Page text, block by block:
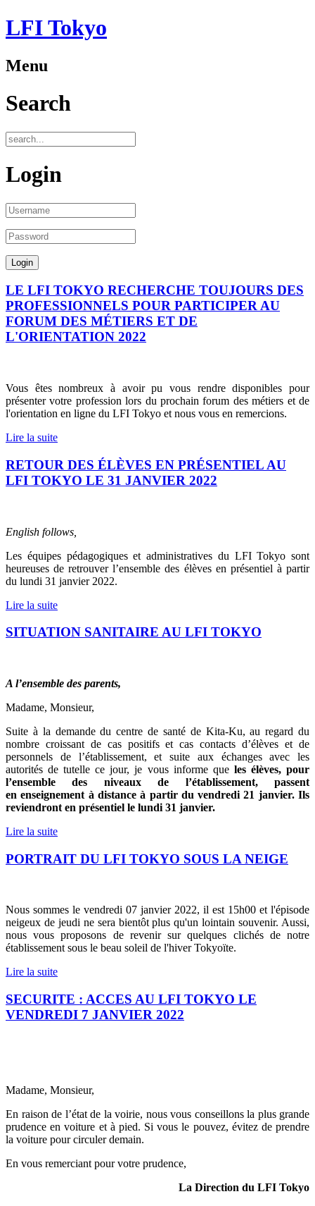
LFI Tokyo
Menu
Search
Login
LE LFI TOKYO RECHERCHE TOUJOURS DES
PROFESSIONNELS POUR PARTICIPER AU
FORUM DES MÉTIERS ET DE
L'ORIENTATION 2022
Vous êtes nombreux à avoir pu vous rendre disponibles pour
présenter votre profession lors du prochain forum des métiers et de
l'orientation en ligne du LFI Tokyo et nous vous en remercions.
Lire la suite
RETOUR DES ÉLÈVES EN PRÉSENTIEL AU
LFI TOKYO LE 31 JANVIER 2022
English follows,
Les équipes pédagogiques et administratives du LFI Tokyo sont
heureuses de retrouver l’ensemble des élèves en présentiel à partir
du lundi 31 janvier 2022.
Lire la suite
SITUATION SANITAIRE AU LFI TOKYO
A l’ensemble des parents,
Madame, Monsieur,
Suite à la demande du centre de santé de Kita-Ku, au regard du
nombre croissant de cas positifs et cas contacts d’élèves et de
personnels de l’établissement, et suite aux échanges avec les
autorités de tutelle ce jour, je vous informe que les élèves, pour
l’ensemble des niveaux de l’établissement, passent
enenseignement à distanceà partir du vendredi 21 janvier. Ils
reviendront en présentiel le lundi 31 janvier.
Lire la suite
PORTRAIT DU LFI TOKYO SOUS LA NEIGE
Nous sommes le vendredi 07 janvier 2022, il est 15h00 et l'épisode
neigeux de jeudi ne sera bientôt plus qu'un lointain souvenir. Aussi,
nous vous proposons de revenir sur quelques clichés de notre
établissement sous le beau soleil de l'hiver Tokyoïte.
Lire la suite
SECURITE : ACCES AU LFI TOKYO LE
VENDREDI 7 JANVIER 2022
Madame, Monsieur,
En raison de l’état de la voirie, nous vous conseillons la plus grande
prudence en voiture et à pied. Si vous le pouvez, évitez de prendre
la voiture pour circuler demain.
En vous remerciant pour votre prudence,
La Direction du LFI Tokyo